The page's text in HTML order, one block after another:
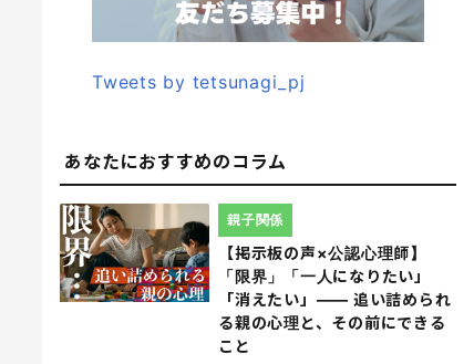
Tweets by tetsunagi_pj
あなたにおすすめのコラム
【掲示板の声×公認心理師】
「限界」「一人になりたい」
「消えたい」―― 追い詰められ
る親の心理と、その前にできる
こと
親子関係